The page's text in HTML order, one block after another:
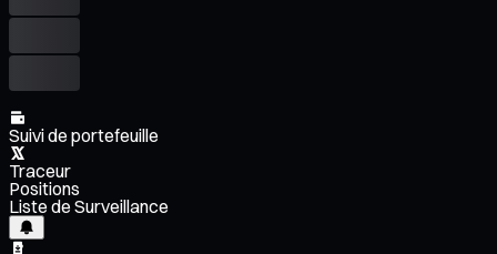
Suivi de portefeuille
Traceur
Positions
Liste de Surveillance